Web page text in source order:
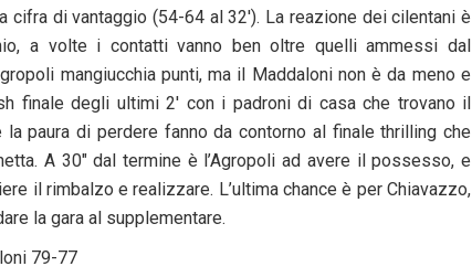
cifra di vantaggio (54-64 al 32′). La reazione dei cilentani è
a volte i contatti vanno ben oltre quelli ammessi dal
mangiucchia punti, ma il Maddaloni non è da meno e
finale degli ultimi 2′ con i padroni di casa che trovano il
paura di perdere fanno da contorno al finale thrilling che
A 30″ dal termine è l’Agropoli ad avere il possesso, e
il rimbalzo e realizzare. L’ultima chance è per Chiavazzo,
la gara al supplementare.
79-77